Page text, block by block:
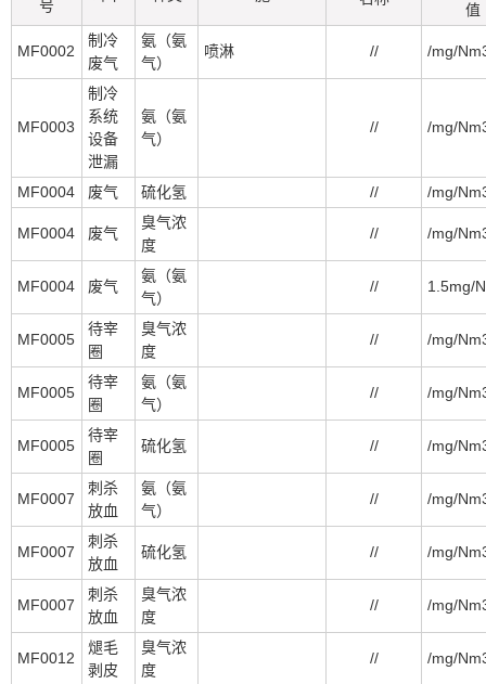
号 值
MF0002
制冷
废气
氨（氨
气）
喷淋 // /mg/
MF0003
制冷
系统
设备
泄漏
氨（氨
气）
// /mg/
MF0004 废气 硫化氢 // /mg/
MF0004 废气
臭气浓
度
// /mg/
MF0004 废气
氨（氨
气）
// 1.5mg/
MF0005
待宰
圈
臭气浓
度
// /mg/
MF0005
待宰
圈
氨（氨
气）
// /mg/
MF0005
待宰
圈
硫化氢 // /mg/
MF0007
刺杀
放血
氨（氨
气）
// /mg/
MF0007
刺杀
放血
硫化氢 // /mg/
MF0007
刺杀
放血
臭气浓
度
// /mg/
MF0012
煺毛
剥皮
臭气浓
度
// /mg/